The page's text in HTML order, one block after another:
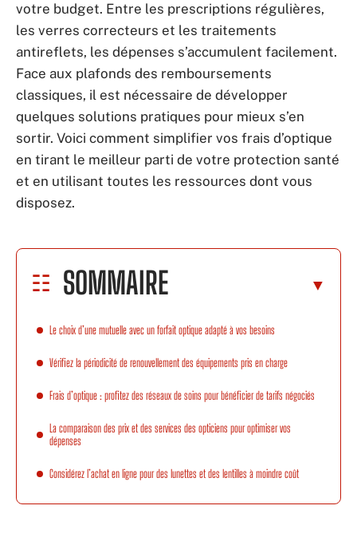
votre budget. Entre les prescriptions régulières,
les verres correcteurs et les traitements
antireflets, les dépenses s’accumulent facilement.
Face aux plafonds des remboursements
classiques, il est nécessaire de développer
quelques solutions pratiques pour mieux s’en
sortir. Voici comment simplifier vos frais d’optique
en tirant le meilleur parti de votre protection santé
et en utilisant toutes les ressources dont vous
disposez.
SOMMAIRE
Le choix d’une mutuelle avec un forfait optique adapté à vos besoins
Vérifiez la périodicité de renouvellement des équipements pris en charge
Frais d’optique : profitez des réseaux de soins pour bénéficier de tarifs négociés
La comparaison des prix et des services des opticiens pour optimiser vos
dépenses
Considérez l’achat en ligne pour des lunettes et des lentilles à moindre coût